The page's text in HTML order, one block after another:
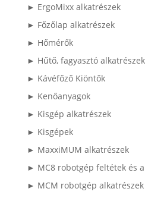
► ErgoMixx alkatrészek
► Főzőlap alkatrészek
► Hőmérők
► Hűtő, fagyasztó alkatrészek
► Kávéfőző Kiöntők
► Kenőanyagok
► Kisgép alkatrészek
► Kisgépek
► MaxxiMUM alkatrészek
► MC8 robotgép feltétek és
► MCM robotgép alkatrészek